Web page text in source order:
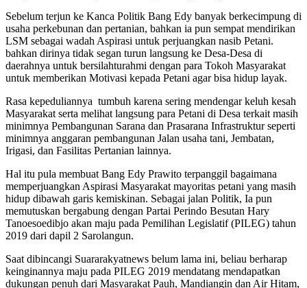
Sebelum terjun ke Kanca Politik Bang Edy banyak berkecimpung di
usaha perkebunan dan pertanian, bahkan ia pun sempat mendirikan
LSM sebagai wadah Aspirasi untuk perjuangkan nasib Petani.
bahkan dirinya tidak segan turun langsung ke Desa-Desa di
daerahnya untuk bersilahturahmi dengan para Tokoh Masyarakat
untuk memberikan Motivasi kepada Petani agar bisa hidup layak.
Rasa kepeduliannya tumbuh karena sering mendengar keluh kesah
Masyarakat serta melihat langsung para Petani di Desa terkait masih
minimnya Pembangunan Sarana dan Prasarana Infrastruktur seperti
minimnya anggaran pembangunan Jalan usaha tani, Jembatan,
Irigasi, dan Fasilitas Pertanian lainnya.
Hal itu pula membuat Bang Edy Prawito terpanggil bagaimana
memperjuangkan Aspirasi Masyarakat mayoritas petani yang masih
hidup dibawah garis kemiskinan. Sebagai jalan Politik, Ia pun
memutuskan bergabung dengan Partai Perindo Besutan Hary
Tanoesoedibjo akan maju pada Pemilihan Legislatif (PILEG) tahun
2019 dari dapil 2 Sarolangun.
Saat dibincangi Suararakyatnews belum lama ini, beliau berharap
keinginannya maju pada PILEG 2019 mendatang mendapatkan
dukungan penuh dari Masyarakat Pauh, Mandiangin dan Air Hitam,